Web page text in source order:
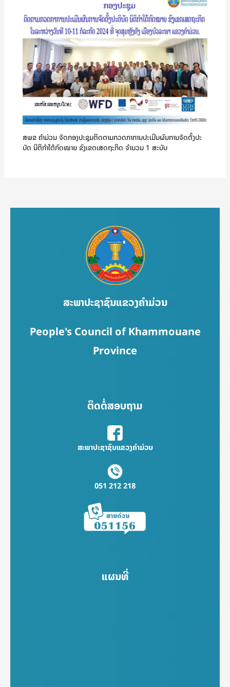
ສພຂ ຄໍາມ່ວນ ຈັດກອງປະຊຸມຕິດຕາມກວດກາການປະເມີນຜົນການຈັດຕັ້ງປະ
ບັດ ນິຕິກຳໃຕ້ກົດໝາຍ ຂົງເຂດເສດຖະກິດ ຈໍານວນ 1 ສະບັບ
ສະພາປະຊາຊົນແຂວງຄຳມ່ວນ
People's Council of Khammouane
Province
ຕິດຕໍ່ສອບຖາມ
ສະພາປະຊາຊົນແຂວງຄຳມ່ວນ
051 212 218
ແຜນທີ່